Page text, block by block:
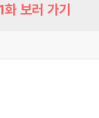
화 보러 가기